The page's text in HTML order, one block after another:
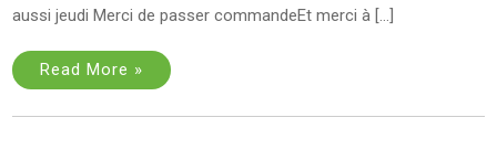
aussi jeudi Merci de passer commandeEt merci à […]
Read More »